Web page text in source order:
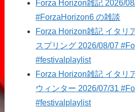
Forza Horizon雑記 2026/
#ForzaHorizon6 の雑談
Forza Horizon雑記 イタリ
スプリング 2026/08/07
#festivalplaylist
Forza Horizon雑記 イタリ
ウィンター 2026/07/31
#festivalplaylist